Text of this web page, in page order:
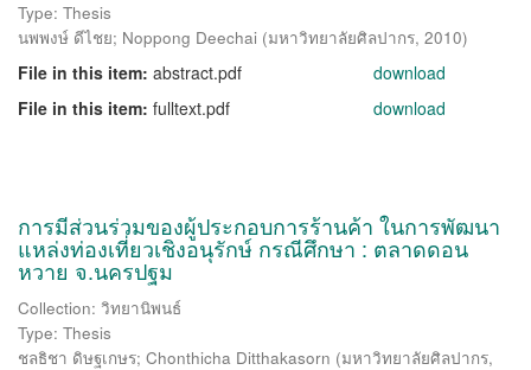
Type: Thesis
นพพงษ์ ดีไชย; Noppong Deechai (มหาวิทยาลัยศิลปากร, 2010)
File in this item: abstract.pdf
download
File in this item: fulltext.pdf download
การมีส่วนร่วมของผู้ประกอบการร้านค้า ในการพัฒนา
แหล่งท่องเที่ยวเชิงอนุรักษ์ กรณีศึกษา : ตลาดดอน
หวาย จ.นครปฐม
Collection: วิทยานิพนธ์
Type: Thesis
ชลธิชา ดิษฐเกษร; Chonthicha Ditthakasorn (มหาวิทยาลัยศิลปากร,